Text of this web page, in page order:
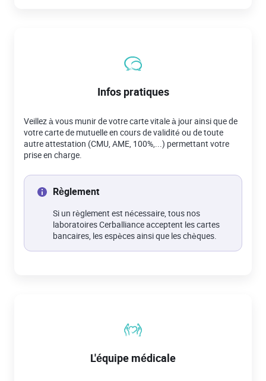
Infos pratiques
Veillez à vous munir de votre carte vitale à jour ainsi que de
votre carte de mutuelle en cours de validité ou de toute
autre attestation (CMU, AME, 100%,...) permettant votre
prise en charge.
Règlement
Si un règlement est nécessaire, tous nos
laboratoires Cerballiance acceptent les cartes
bancaires, les espèces ainsi que les chèques.
L'équipe médicale